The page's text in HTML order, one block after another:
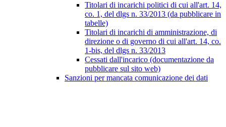
Titolari di incarichi politici di cui all'art. 14,
co. 1, del dlgs n. 33/2013 (da pubblicare in
tabelle)
Titolari di incarichi di amministrazione, di
direzione o di governo di cui all'art. 14, co.
1-bis, del dlgs n. 33/2013
Cessati dall'incarico (documentazione da
pubblicare sul sito web)
Sanzioni per mancata comunicazione dei dati